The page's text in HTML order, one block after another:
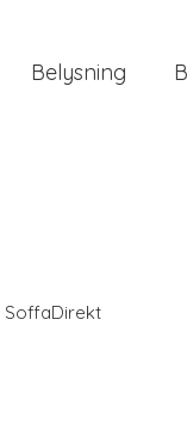
Belysning
SoffaDirekt